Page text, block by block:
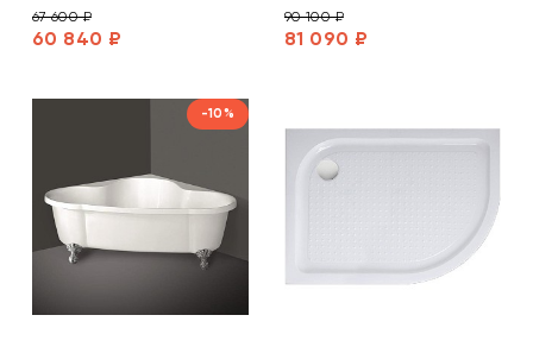
60 840 ₽
67 600 ₽
81 090 ₽
90 100 ₽
-10%